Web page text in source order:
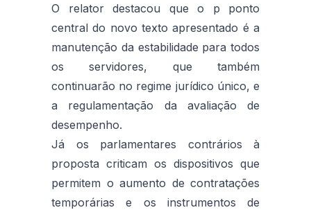
O relator destacou que o p ponto
central do novo texto apresentado é a
manutenção da estabilidade para todos
os servidores, que também
continuarão no regime jurídico único, e
a regulamentação da avaliação de
desempenho.
Já os parlamentares contrários à
proposta criticam os dispositivos que
permitem o aumento de contratações
temporárias e os instrumentos de